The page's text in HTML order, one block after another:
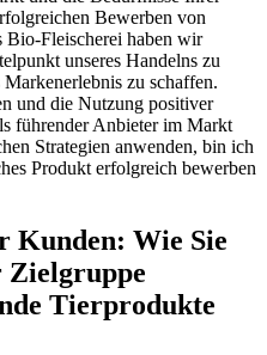
Bewerben⁤ von
Bio-Fleischerei​ haben wir
unseres ‌Handelns zu
zu‌ schaffen.
und die Nutzung ⁢positiver
führender Anbieter im Markt
Strategien anwenden, bin ​ich
Produkt erfolgreich bewerben
⁤Kunden: Wie Sie
Zielgruppe
Tierprodukte‌